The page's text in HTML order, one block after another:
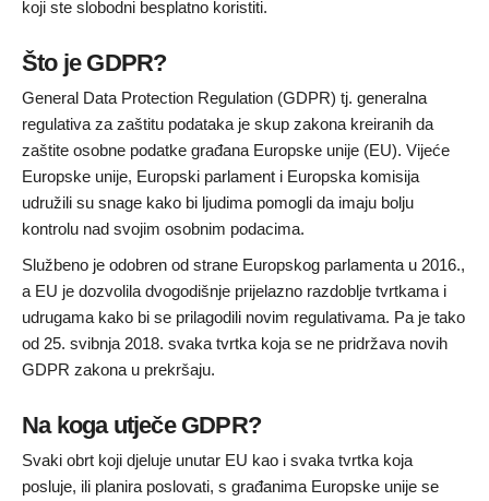
koji ste slobodni besplatno koristiti.
Što je GDPR?
General Data Protection Regulation (GDPR) tj. generalna
regulativa za zaštitu podataka je skup zakona kreiranih da
zaštite osobne podatke građana Europske unije (EU). Vijeće
Europske unije, Europski parlament i Europska komisija
udružili su snage kako bi ljudima pomogli da imaju bolju
kontrolu nad svojim osobnim podacima.
Službeno je odobren od strane Europskog parlamenta u 2016.,
a EU je dozvolila dvogodišnje prijelazno razdoblje tvrtkama i
udrugama kako bi se prilagodili novim regulativama. Pa je tako
od 25. svibnja 2018. svaka tvrtka koja se ne pridržava novih
GDPR zakona u prekršaju.
Na koga utječe GDPR?
Svaki obrt koji djeluje unutar EU kao i svaka tvrtka koja
posluje, ili planira poslovati, s građanima Europske unije se